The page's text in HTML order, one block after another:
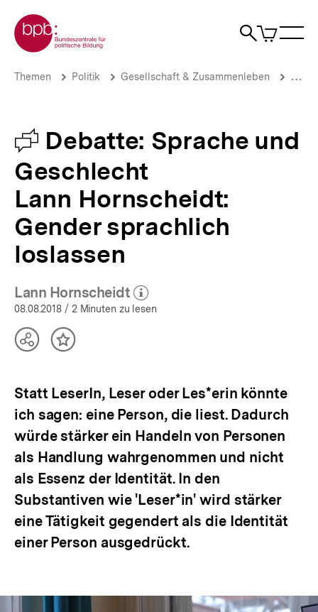
zum
Seiteninhalt
springen
Zur Startseite der bpb
Suche
Artikel
im
Lann
loslassen
Sprache
und
Geschlecht
bpb.de
Brotkrümelnavigation
Pfadnavigation
Themen Politik Gesellschaft & Zusammenleben
Debatte
Debatte: Sprache und
Geschlecht
Lann Hornscheidt:
Gender sprachlich
loslassen
Lann Hornscheidt
(Mehr zum Autor)
öffnen
08.08.2018 / 2 Minuten zu lesen
TeilenInhalt
Statt LeserIn, Leser oder Les*erin könnte
ich sagen: eine Person, die liest. Dadurch
würde stärker ein Handeln von Personen
als Handlung wahrgenommen und nicht
als Essenz der Identität. In den
Substantiven wie 'Leser*in' wird stärker
eine Tätigkeit gegendert als die Identität
einer Person ausgedrückt.